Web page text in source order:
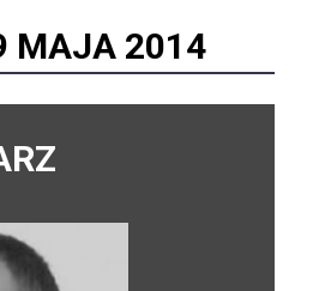
MAJA 2014